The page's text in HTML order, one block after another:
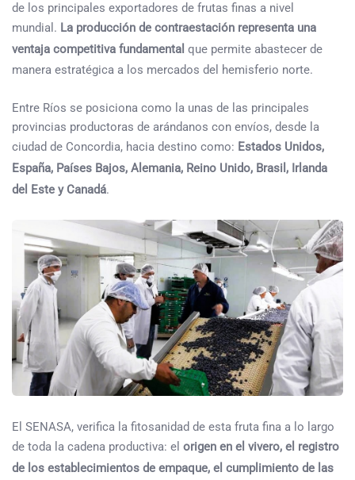
de los principales exportadores de frutas finas a nivel
mundial. La producción de contraestación representa una
ventaja competitiva fundamental que permite abastecer de
manera estratégica a los mercados del hemisferio norte.
Entre Ríos se posiciona como la unas de las principales
provincias productoras de arándanos con envíos, desde la
ciudad de Concordia, hacia destino como: Estados Unidos,
España, Países Bajos, Alemania, Reino Unido, Brasil, Irlanda
del Este y Canadá.
El SENASA, verifica la fitosanidad de esta fruta fina a lo largo
de toda la cadena productiva: el origen en el vivero, el registro
de los establecimientos de empaque, el cumplimiento de las